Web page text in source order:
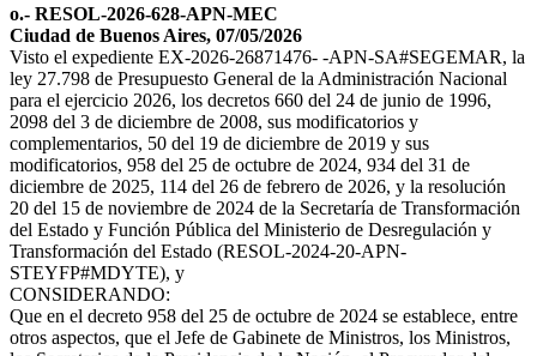
o.- RESOL-2026-628-APN-MEC
Ciudad de Buenos Aires, 07/05/2026
Visto el expediente EX-2026-26871476- -APN-SA#SEGEMAR, la
ley 27.798 de Presupuesto General de la Administración Nacional
para el ejercicio 2026, los decretos 660 del 24 de junio de 1996,
2098 del 3 de diciembre de 2008, sus modificatorios y
complementarios, 50 del 19 de diciembre de 2019 y sus
modificatorios, 958 del 25 de octubre de 2024, 934 del 31 de
diciembre de 2025, 114 del 26 de febrero de 2026, y la resolución
20 del 15 de noviembre de 2024 de la Secretaría de Transformación
del Estado y Función Pública del Ministerio de Desregulación y
Transformación del Estado (RESOL-2024-20-APN-
STEYFP#MDYTE), y
CONSIDERANDO:
Que en el decreto 958 del 25 de octubre de 2024 se establece, entre
otros aspectos, que el Jefe de Gabinete de Ministros, los Ministros,